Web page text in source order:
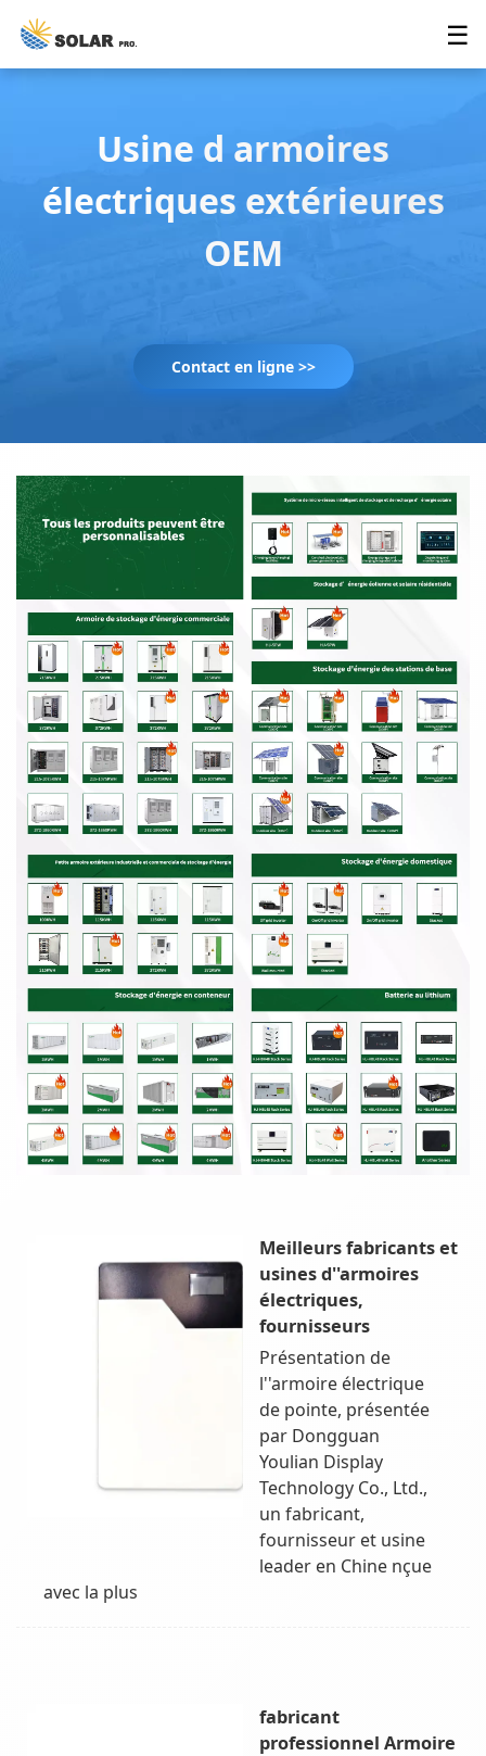
☰
Usine d armoires
électriques extérieures
OEM
Contact en ligne >>
Meilleurs fabricants et
usines d''armoires
électriques,
fournisseurs
Présentation de
l''armoire électrique
de pointe, présentée
par Dongguan
Youlian Display
Technology Co., Ltd.,
un fabricant,
fournisseur et usine
leader en Chine nçue
avec la plus
fabricant
professionnel Armoire